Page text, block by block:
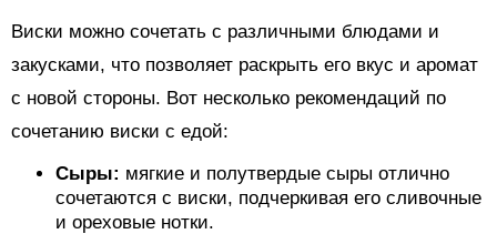
Виски можно сочетать с различными блюдами и
закусками, что позволяет раскрыть его вкус и аромат
с новой стороны. Вот несколько рекомендаций по
сочетанию виски с едой:
Сыры: мягкие и полутвердые сыры отлично
сочетаются с виски, подчеркивая его сливочные
и ореховые нотки.